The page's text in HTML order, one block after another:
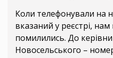
Коли телефонували на
вказаний у реєстрі,
помилились. До
Новосельського –